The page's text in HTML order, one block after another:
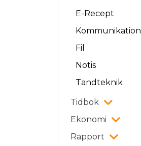
E-Recept
Kommunikation
Fil
Notis
Tandteknik
Tidbok
Ekonomi
Rapport